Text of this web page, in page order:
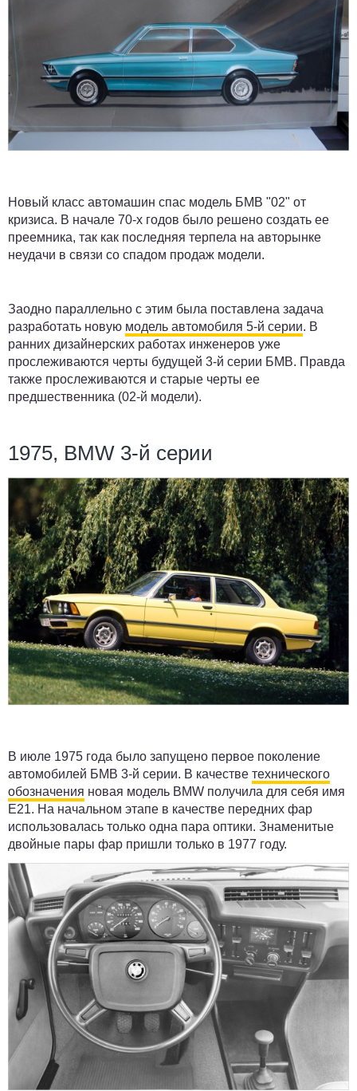
Новый класс автомашин спас модель БМВ "02" от
кризиса. В начале 70-х годов было решено создать ее
преемника, так как последняя терпела на авторынке
неудачи в связи со спадом продаж модели.
Заодно параллельно с этим была поставлена задача
разработать новую модель автомобиля 5-й серии. В
ранних дизайнерских работах инженеров уже
прослеживаются черты будущей 3-й серии БМВ. Правда
также прослеживаются и старые черты ее
предшественника (02-й модели).
1975, BMW 3-й серии
В июле 1975 года было запущено первое поколение
автомобилей БМВ 3-й серии. В качестве технического
обозначения новая модель BMW получила для себя имя
E21. На начальном этапе в качестве передних фар
использовалась только одна пара оптики. Знаменитые
двойные пары фар пришли только в 1977 году.